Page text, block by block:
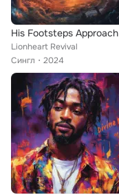
His Footsteps Approach
Lionheart Revival
Сингл
2024